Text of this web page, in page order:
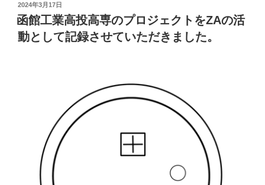
投
稿
日:
2024年3月17日
函館工業高投高専のプロジェクトをZAの活
動として記録させていただきました。